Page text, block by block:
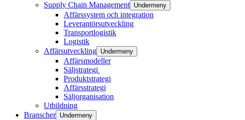
Supply Chain Management Undermeny
Affärssystem och integration
Leverantörsutveckling
Transportlogistik
Logistik
Affärsutveckling Undermeny
Affärsmodeller
Säljstrategi ​
Produktstrategi​
Affärsstrategi​​
Säljorganisation​
Utbildning
Branscher Undermeny